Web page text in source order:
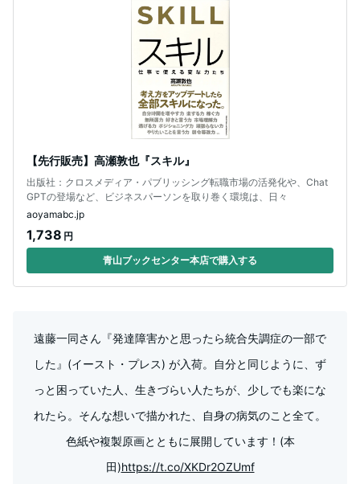
【先行販売】高瀬敦也『スキル』
出版社：クロスメディア・パブリッシング転職市場の活発化や、Chat
GPTの登場など、ビジネスパーソンを取り巻く環境は、日々
aoyamabc.jp
1,738 円
青山ブックセンター本店で購入する
遠藤一同さん『発達障害かと思ったら統合失調症の一部で
した』(イースト・プレス) が入荷。自分と同じように、ず
っと困っていた人、生きづらい人たちが、少しでも楽にな
れたら。そんな想いで描かれた、自身の病気のこと全て。
色紙や複製原画とともに展開しています！(本
田)https://t.co/XKDr2OZUmf